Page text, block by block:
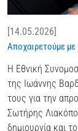
[14.05.2026]
Αποχαιρετούμε
Η Εθνική
της Ιωάννης
τους για την
Σωτήρης
δημιουργία και